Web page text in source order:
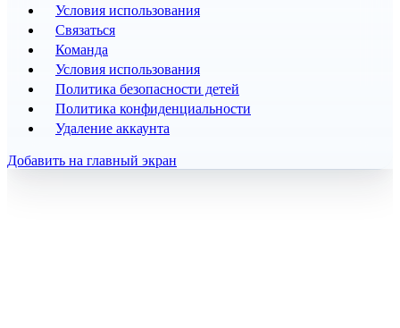
Условия использования
Связаться
Команда
Условия использования
Политика безопасности детей
Политика конфиденциальности
Удаление аккаунта
Добавить на главный экран